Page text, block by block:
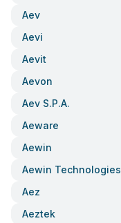
Aev
Aevi
Aevit
Aevon
Aev S.p.a.
Aeware
Aewin
Aewin Technologies
Aez
Aeztek